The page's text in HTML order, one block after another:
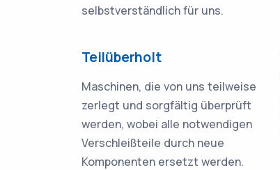
selbstverständlich für uns.
Teilüberholt
Maschinen, die von uns teilweise
zerlegt und sorgfältig überprüft
werden, wobei alle notwendigen
Verschleißteile durch neue
Komponenten ersetzt werden.